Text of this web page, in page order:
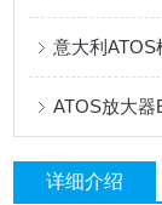
意大利ATOS
ATOS放大器
详细介绍